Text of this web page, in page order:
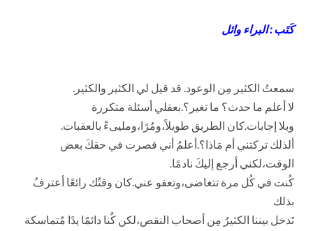
كَتَب : البراء وائل
سمعتُ الكثير مِن الوعود. قد قيل لي الكثير والكثير.
لا أعلم ما حدث؟ ما تغير؟.بعقلي أسئلة متكررة
وبلا إجابات.كان الطريق طويلاً،ومُرًا،ومليىءً بالعقبات.
ألذلك تركتني أم مَاذا؟.أعلمُ أني قصرت في حقكَ بعض
الوقت،لكني أرجع إليكَ نادمًا.
كُنت في كُل مرة تتغاضى،وتعفو عني.كان وقتُك رائعًا أعترفُ
بذلك
تَدخل بيننا الكثيرُ مِن أصحاب النقص،لكن كُنا دائمًا يدًا مُتماسكة